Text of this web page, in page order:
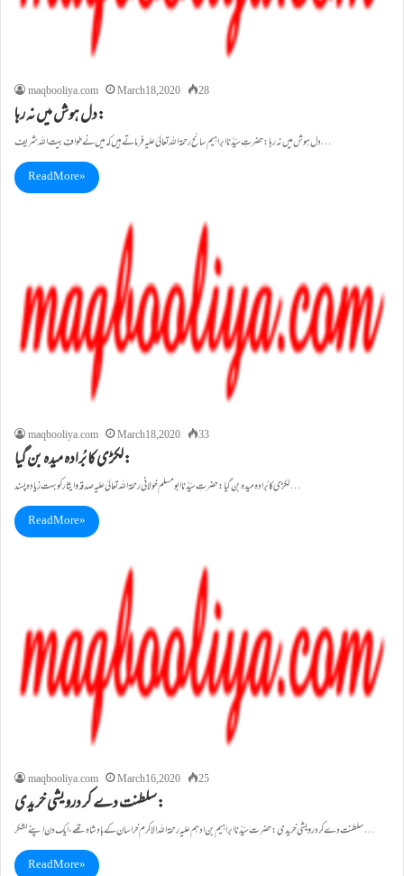
maqbooliya.com March 18, 2020 28
دل ہوش میں نہ رہا:
دل ہوش میں نہ رہا: حضرتِ سیِّدُناابراہیم سائح رحمۃاللہ تعالیٰ علیہ فرماتے ہیں کہ میں نے طوافِ بیت اللہ شریف…
Read More »
maqbooliya.com March 18, 2020 33
لکڑی کا بُرادہ میدہ بن گیا:
لکڑی کا بُرادہ میدہ بن گیا: حضرتِ سیِّدُناابو مسلم خولانی رحمۃاللہ تعالیٰ علیہ صدقہ و ایثار کو بہت زیادہ پسند…
Read More »
maqbooliya.com March 16, 2020 25
سلطنت دے کر درویشی خریدی:
سلطنت دے کر درویشی خریدی: حضرت سیِّدُنا ابراہیم بن ادہم علیہ رحمۃاللہ الاکرم خراسان کے بادشاہ تھے،ایک دن اپنے لشکر…
Read More »